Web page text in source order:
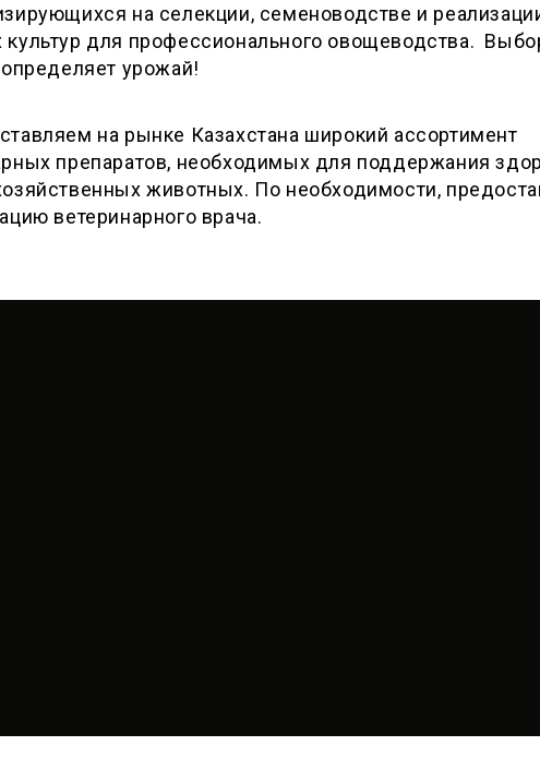
на селекции, семеноводстве и
для профессионального овощеводства.
урожай!
на рынке Казахстана широкий ассортимент
препаратов, необходимых для поддержания
животных. По необходимости,
ветеринарного врача.